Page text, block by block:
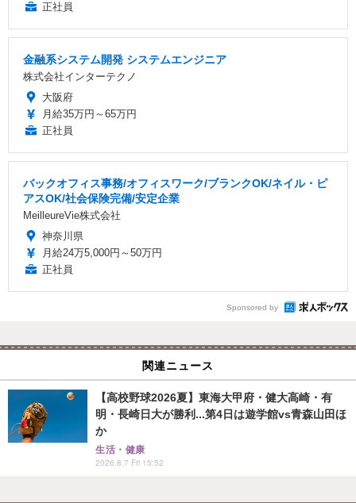
正社員
金融系システム開発 システムエンジニア
株式会社インターテクノ
大阪府
月給35万円～65万円
正社員
バックオフィス事務/オフィスワーク/ブランクOK/ネイル・ピ
アスOK/社会保険完備/安定企業
MeilleureVie株式会社
神奈川県
月給24万5,000円～50万円
正社員
Sponsored by
関連ニュース
【高校野球2026夏】東海大甲府・健大高崎・有
明・長崎日大が勝利...第4日は遊学館vs青森山田ほ
か
生活・健康
2026.8.7 Fri 15:52